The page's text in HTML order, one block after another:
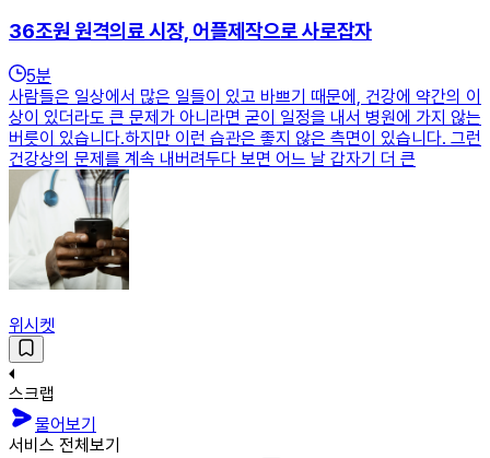
36조원 원격의료 시장, 어플제작으로 사로잡자
5분
사람들은 일상에서 많은 일들이 있고 바쁘기 때문에, 건강에 약간의 이
상이 있더라도 큰 문제가 아니라면 굳이 일정을 내서 병원에 가지 않는
버릇이 있습니다.​하지만 이런 습관은 좋지 않은 측면이 있습니다. 그런
건강상의 문제를 계속 내버려두다 보면 어느 날 갑자기 더 큰
위시켓
스크랩
물어보기
서비스 전체보기